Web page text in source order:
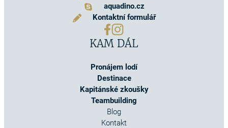
aquadino.cz
Kontaktní formulář
KAM DÁL
Pronájem lodí
Destinace
Kapitánské zkoušky
Teambuilding
Blog
Kontakt